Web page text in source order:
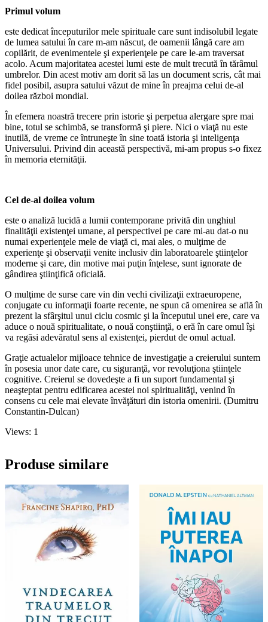
Primul volum
este dedicat începuturilor mele spirituale care sunt indisolubil legate
de lumea satului în care m-am născut, de oamenii lângă care am
copilărit, de evenimentele şi experienţele pe care le-am traversat
acolo. Acum majoritatea acestei lumi este de mult trecută în tărâmul
umbrelor. Din acest motiv am dorit să las un document scris, cât mai
fidel posibil, asupra satului văzut de mine în preajma celui de-al
doilea război mondial.
În efemera noastră trecere prin istorie şi perpetua alergare spre mai
bine, totul se schimbă, se transformă şi piere. Nici o viaţă nu este
inutilă, de vreme ce întruneşte în sine toată istoria şi inteligenţa
Universului. Privind din această perspectivă, mi-am propus s-o fixez
în memoria eternităţii.
Cel de-al doilea volum
este o analiză lucidă a lumii contemporane privită din unghiul
finalităţii existenţei uma­ne, al perspectivei pe care mi-au dat-o nu
numai experien­ţele mele de viaţă ci, mai ales, o mulţime de
experienţe şi observaţii venite inclusiv din laboratoarele ştiinţelor
moderne şi care, din motive mai puţin înţelese, sunt ignorate de
gândirea ştiinţifică oficială.
O mulţime de surse care vin din vechi civilizaţii extraeuropene,
conjugate cu informaţii foarte recente, ne spun că omenirea se află în
prezent la sfârşitul unui ciclu cosmic şi la începutul unei ere, care va
aduce o nouă spiritualitate, o nouă conştiinţă, o eră în care omul îşi
va regăsi adevăratul sens al existenţei, pierdut de omul actual.
Graţie actualelor mijloace tehnice de investigaţie a creierului suntem
în posesia unor date care, cu siguranţă, vor revoluţiona ştiinţele
cognitive. Creierul se dovedeşte a fi un suport fundamental şi
neaşteptat pentru edificarea acestei noi spiritualităţi, venind în
consens cu cele mai elevate învăţături din istoria omenirii. (Dumitru
Constantin-Dulcan)
Views: 1
Produse similare